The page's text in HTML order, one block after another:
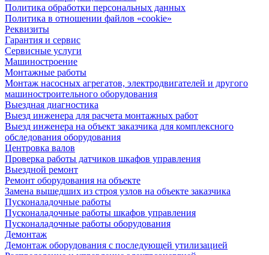
Политика обработки персональных данных
Политика в отношении файлов «cookie»
Реквизиты
Гарантия и сервис
Сервисные услуги
Машиностроение
Монтажные работы
Монтаж насосных агрегатов, электродвигателей и другого
машиностроительного оборудования
Выездная диагностика
Выезд инженера для расчета монтажных работ
Выезд инженера на объект заказчика для комплексного
обследования оборудования
Центровка валов
Проверка работы датчиков шкафов управления
Выездной ремонт
Ремонт оборудования на объекте
Замена вышедших из строя узлов на объекте заказчика
Пусконаладочные работы
Пусконаладочные работы шкафов управления
Пусконаладочные работы оборудования
Демонтаж
Демонтаж оборудования с последующей утилизацией